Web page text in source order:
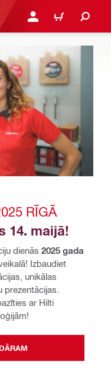
PIESLĒGTIES VAI
IEPIRKŠANĀS
RĪGĀ
14. maijā!
dienās 2025 gada
Izbaudiet
unikālas
ar Hilti